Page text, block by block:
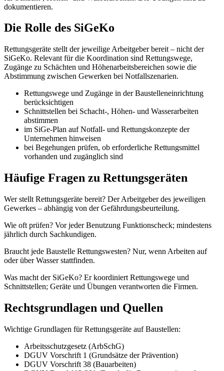
dokumentieren.
Die Rolle des SiGeKo
Rettungsgeräte stellt der jeweilige Arbeitgeber bereit – nicht der
SiGeKo. Relevant für die Koordination sind Rettungswege,
Zugänge zu Schächten und Höhenarbeitsbereichen sowie die
Abstimmung zwischen Gewerken bei Notfallszenarien.
Rettungswege und Zugänge in der Baustelleneinrichtung
berücksichtigen
Schnittstellen bei Schacht-, Höhen- und Wasserarbeiten
abstimmen
im SiGe-Plan auf Notfall- und Rettungskonzepte der
Unternehmen hinweisen
bei Begehungen prüfen, ob erforderliche Rettungsmittel
vorhanden und zugänglich sind
Häufige Fragen zu Rettungsgeräten
Wer stellt Rettungsgeräte bereit? Der Arbeitgeber des jeweiligen
Gewerkes – abhängig von der Gefährdungsbeurteilung.
Wie oft prüfen? Vor jeder Benutzung Funktionscheck; mindestens
jährlich durch Sachkundigen.
Braucht jede Baustelle Rettungswesten? Nur, wenn Arbeiten auf
oder über Wasser stattfinden.
Was macht der SiGeKo? Er koordiniert Rettungswege und
Schnittstellen; Geräte und Übungen verantworten die Firmen.
Rechtsgrundlagen und Quellen
Wichtige Grundlagen für Rettungsgeräte auf Baustellen:
Arbeitsschutzgesetz (ArbSchG)
DGUV Vorschrift 1 (Grundsätze der Prävention)
DGUV Vorschrift 38 (Bauarbeiten)